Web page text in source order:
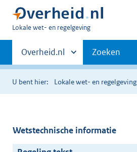
U
hier:
Lokale wet- en regelgeving
Primaire
navigatie
Andere
sites
binnen
Overheid.nl Zoeken
U bent hier: Lokale wet- en regelgeving
Wetstechnische informatie